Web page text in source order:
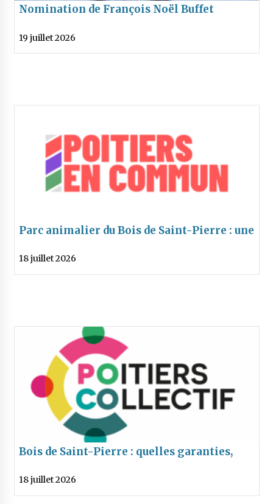
Nomination de François Noël Buffet
19 juillet 2026
Parc animalier du Bois de Saint-Pierre : une
perspectives
18 juillet 2026
Bois de Saint-Pierre : quelles garanties,
du site ?
18 juillet 2026